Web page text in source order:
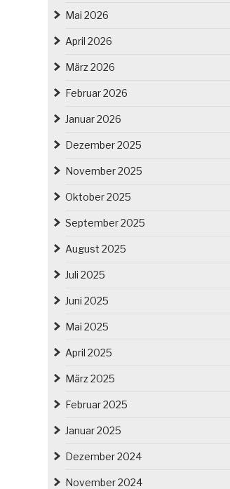
Mai 2026
April 2026
März 2026
Februar 2026
Januar 2026
Dezember 2025
November 2025
Oktober 2025
September 2025
August 2025
Juli 2025
Juni 2025
Mai 2025
April 2025
März 2025
Februar 2025
Januar 2025
Dezember 2024
November 2024